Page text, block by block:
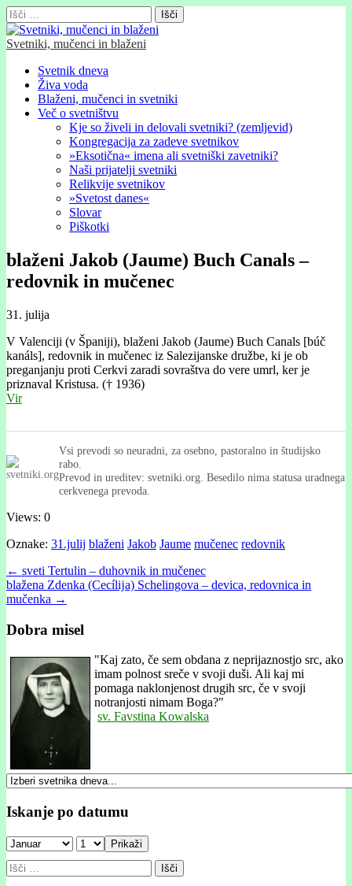
Išči:
Svetniki, mučenci in blaženi
Glavni
meni
Skip
content
Svetnik dneva
Živa voda
Blaženi, mučenci in svetniki
Več o svetništvu
Kje so živeli in delovali svetniki? (zemljevid)
Kongregacija za zadeve svetnikov
»Eksotična« imena ali svetniški zavetniki?
Naši prijatelji svetniki
Relikvije svetnikov
»Svetost danes«
Slovar
Piškotki
blaženi Jakob (Jaume) Buch Canals –
redovnik in mučenec
31. julija
V Valenciji (v Španiji), blaženi Jakob (Jaume) Buch Canals [búč
kanáls], redovnik in mučenec iz Salezijanske družbe, ki je ob
preganjanju proti Cerkvi zaradi sovraštva do vere umrl, ker je
priznaval Kristusa. († 1936)
Vir
Vsi prevodi so neuradni, za osebno, pastoralno in študijsko
rabo.
Prevod in ureditev: svetniki.org. Besedilo nima statusa uradnega
cerkvenega prevoda.
Views: 0
Oznake: 31.julij blaženi Jakob Jaume mučenec redovnik
Post
navigation
← sveti Tertulin – duhovnik in mučenec
blažena Zdenka (Cecílĳa) Schelingova – devica, redovnica in
mučenka →
Dobra misel
"Kaj zato, če sem obdana z neprijaznostjo src, ako
imam polnost sreče v svoji duši. Ali kaj mi
pomaga naklonjenost drugih src, če v svoji
notranjosti nimam Boga?"
sv. Favstina Kowalska
Iskanje po datumu
Prikaži
Išči: